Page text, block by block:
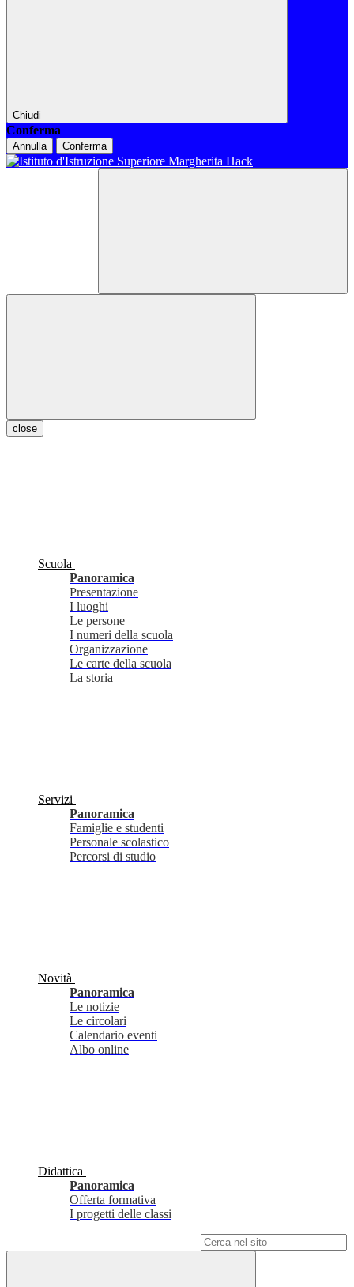
Chiudi
Conferma
Annulla Conferma
close
Scuola
Panoramica
Presentazione
I luoghi
Le persone
I numeri della scuola
Organizzazione
Le carte della scuola
La storia
Servizi
Panoramica
Famiglie e studenti
Personale scolastico
Percorsi di studio
Novità
Panoramica
Le notizie
Le circolari
Calendario eventi
Albo online
Didattica
Panoramica
Offerta formativa
I progetti delle classi